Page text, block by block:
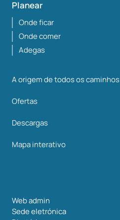
Planear
Onde ficar
Onde comer
Adegas
A origem de todos os caminhos
Ofertas
Descargas
Mapa interativo
Web admin
Sede eletrónica